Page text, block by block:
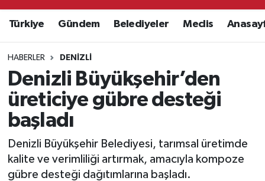
Türkiye Gündem Belediyeler Meclis
HABERLER DENIZLI
Denizli Büyükşehir’den
üreticiye gübre desteği
başladı
Denizli Büyükşehir Belediyesi, tarımsal üretimde
kalite ve verimliliği artırmak, amacıyla kompoze
gübre desteği dağıtımlarına başladı.
Süper Lig Puan Durumu ve Fikstür
Tüm Manşetler
Son Dakika Haberleri
Haber Arşivi